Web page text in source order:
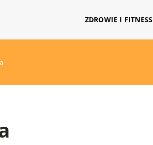
ZDROWIE I FITNESS